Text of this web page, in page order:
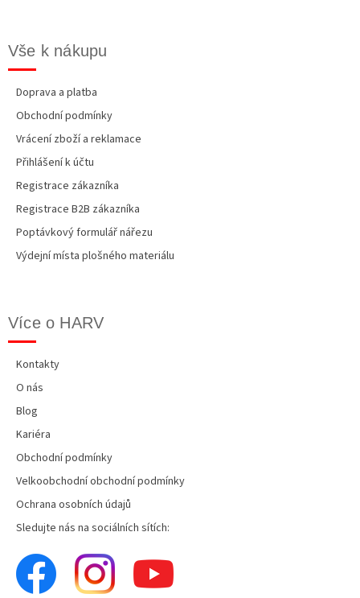
Vše k nákupu
Doprava a platba
Obchodní podmínky
Vrácení zboží a reklamace
Přihlášení k účtu
Registrace zákazníka
Registrace B2B zákazníka
Poptávkový formulář nářezu
Výdejní místa plošného materiálu
Více o HARV
Kontakty
O nás
Blog
Kariéra
Obchodní podmínky
Velkoobchodní obchodní podmínky
Ochrana osobních údajů
Sledujte nás na sociálních sítích: